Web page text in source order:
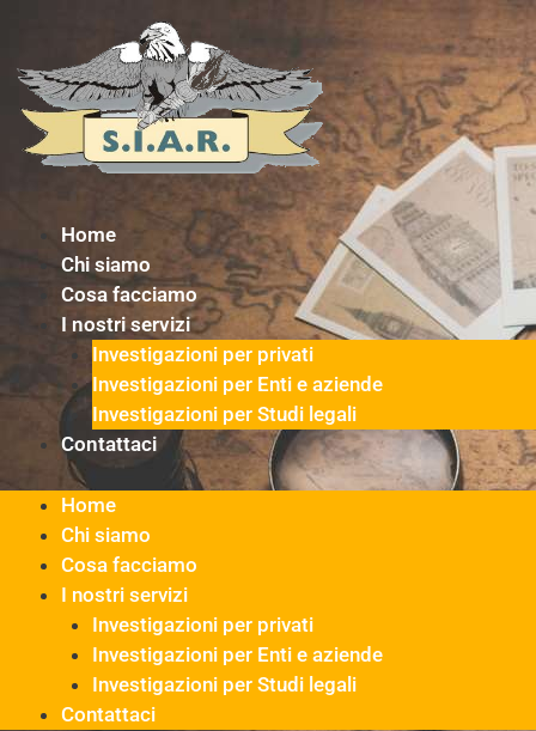
contenuto
Home
Chi siamo
Cosa facciamo
I nostri servizi
Investigazioni per privati
Investigazioni per Enti e aziende
Investigazioni per Studi legali
Contattaci
Home
Chi siamo
Cosa facciamo
I nostri servizi
Investigazioni per privati
Investigazioni per Enti e aziende
Investigazioni per Studi legali
Contattaci